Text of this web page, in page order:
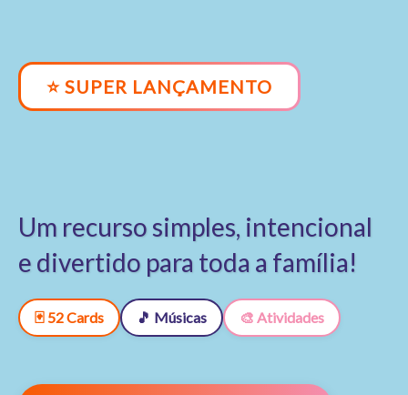
⭐ SUPER LANÇAMENTO
Um recurso simples, intencional
e divertido para toda a família!
🃏 52 Cards 🎵 Músicas 🎨 Atividades